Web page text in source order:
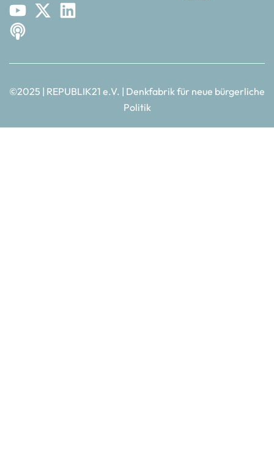
©2025 | REPUBLIK21 e.V. | Denkfabrik für neue bürgerliche
Politik